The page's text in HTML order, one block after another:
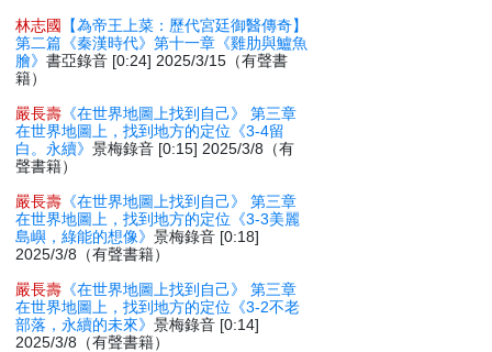
林志國
【為帝王上菜：歷代宮廷御醫傳奇】
第二篇《秦漢時代》第十一章《雞肋與鱸魚
膾》書亞錄音 [0:24] 2025/3/15（有聲書
籍）
嚴長壽 《在世界地圖上找到自己》 第三章
在世界地圖上，找到地方的定位《3-4留
白。永續》景梅錄音 [0:15] 2025/3/8（有
聲書籍）
嚴長壽 《在世界地圖上找到自己》 第三章
在世界地圖上，找到地方的定位《3-3美麗
島嶼，綠能的想像》景梅錄音 [0:18]
2025/3/8（有聲書籍）
嚴長壽 《在世界地圖上找到自己》 第三章
在世界地圖上，找到地方的定位《3-2不老
部落，永續的未來》景梅錄音 [0:14]
2025/3/8（有聲書籍）